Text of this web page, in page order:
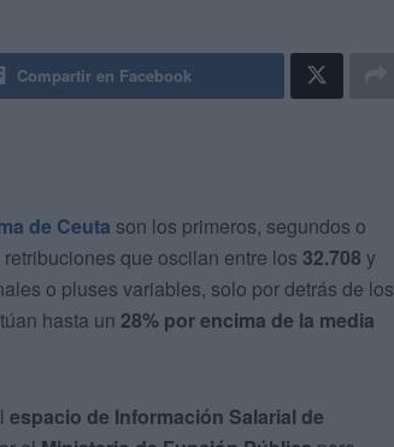
Compartir en Facebook
de Ceuta son los primeros, segundos o
que oscilan entre los 32.708 y
o pluses variables, solo por detrás de los
hasta un 28% por encima de la media
espacio de Información Salarial de